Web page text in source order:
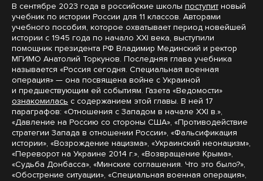
В сентябре 2023 года в российские школы поступит новый
учебник по истории России для 11 классов. Авторами
учебного пособия, которое охватывает период новейшей
истории с 1945 года по начало XXI века, выступили
помощник президента РФ Владимир Мединский и ректор
МГИМО Анатолий Торкунов. Последняя глава учебника
называется «Россия сегодня. Специальная военная
операция» — она посвящена войне с Украиной
и предшествующим ей событиям. Газета «Ведомости»
ознакомилась с содержанием этой главы. В ней 17
параграфов: «Отношения с Западом в начале XXI в.»,
«Давление на Россию со стороны США», «Противодействие
стратегии Запада в отношении России», «Фальсификация
истории», «Возрождение нацизма», «Украинский неонацизм»,
«Переворот на Украине 2014 г.», «Возвращение Крыма»,
«Судьба Донбасса», «Минские соглашения. Что это было?»,
«Обострение ситуации», «Специальная военная операция»,